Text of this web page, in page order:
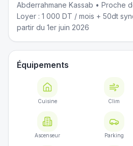
Abderrahmane Kassab • Proche
Loyer : 1 000 DT / mois + 50dt
partir du 1er juin 2026
Équipements
Cuisine Clim
Ascenseur Parking